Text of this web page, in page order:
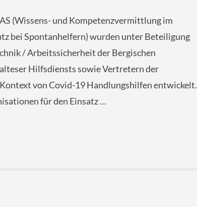
(Wissens- und Kompetenzvermittlung im
bei Spontanhelfern) wurden unter Beteiligung
/ Arbeitssicherheit der Bergischen
Hilfsdiensts sowie Vertretern der
von Covid-19 Handlungshilfen entwickelt.
für den Einsatz …